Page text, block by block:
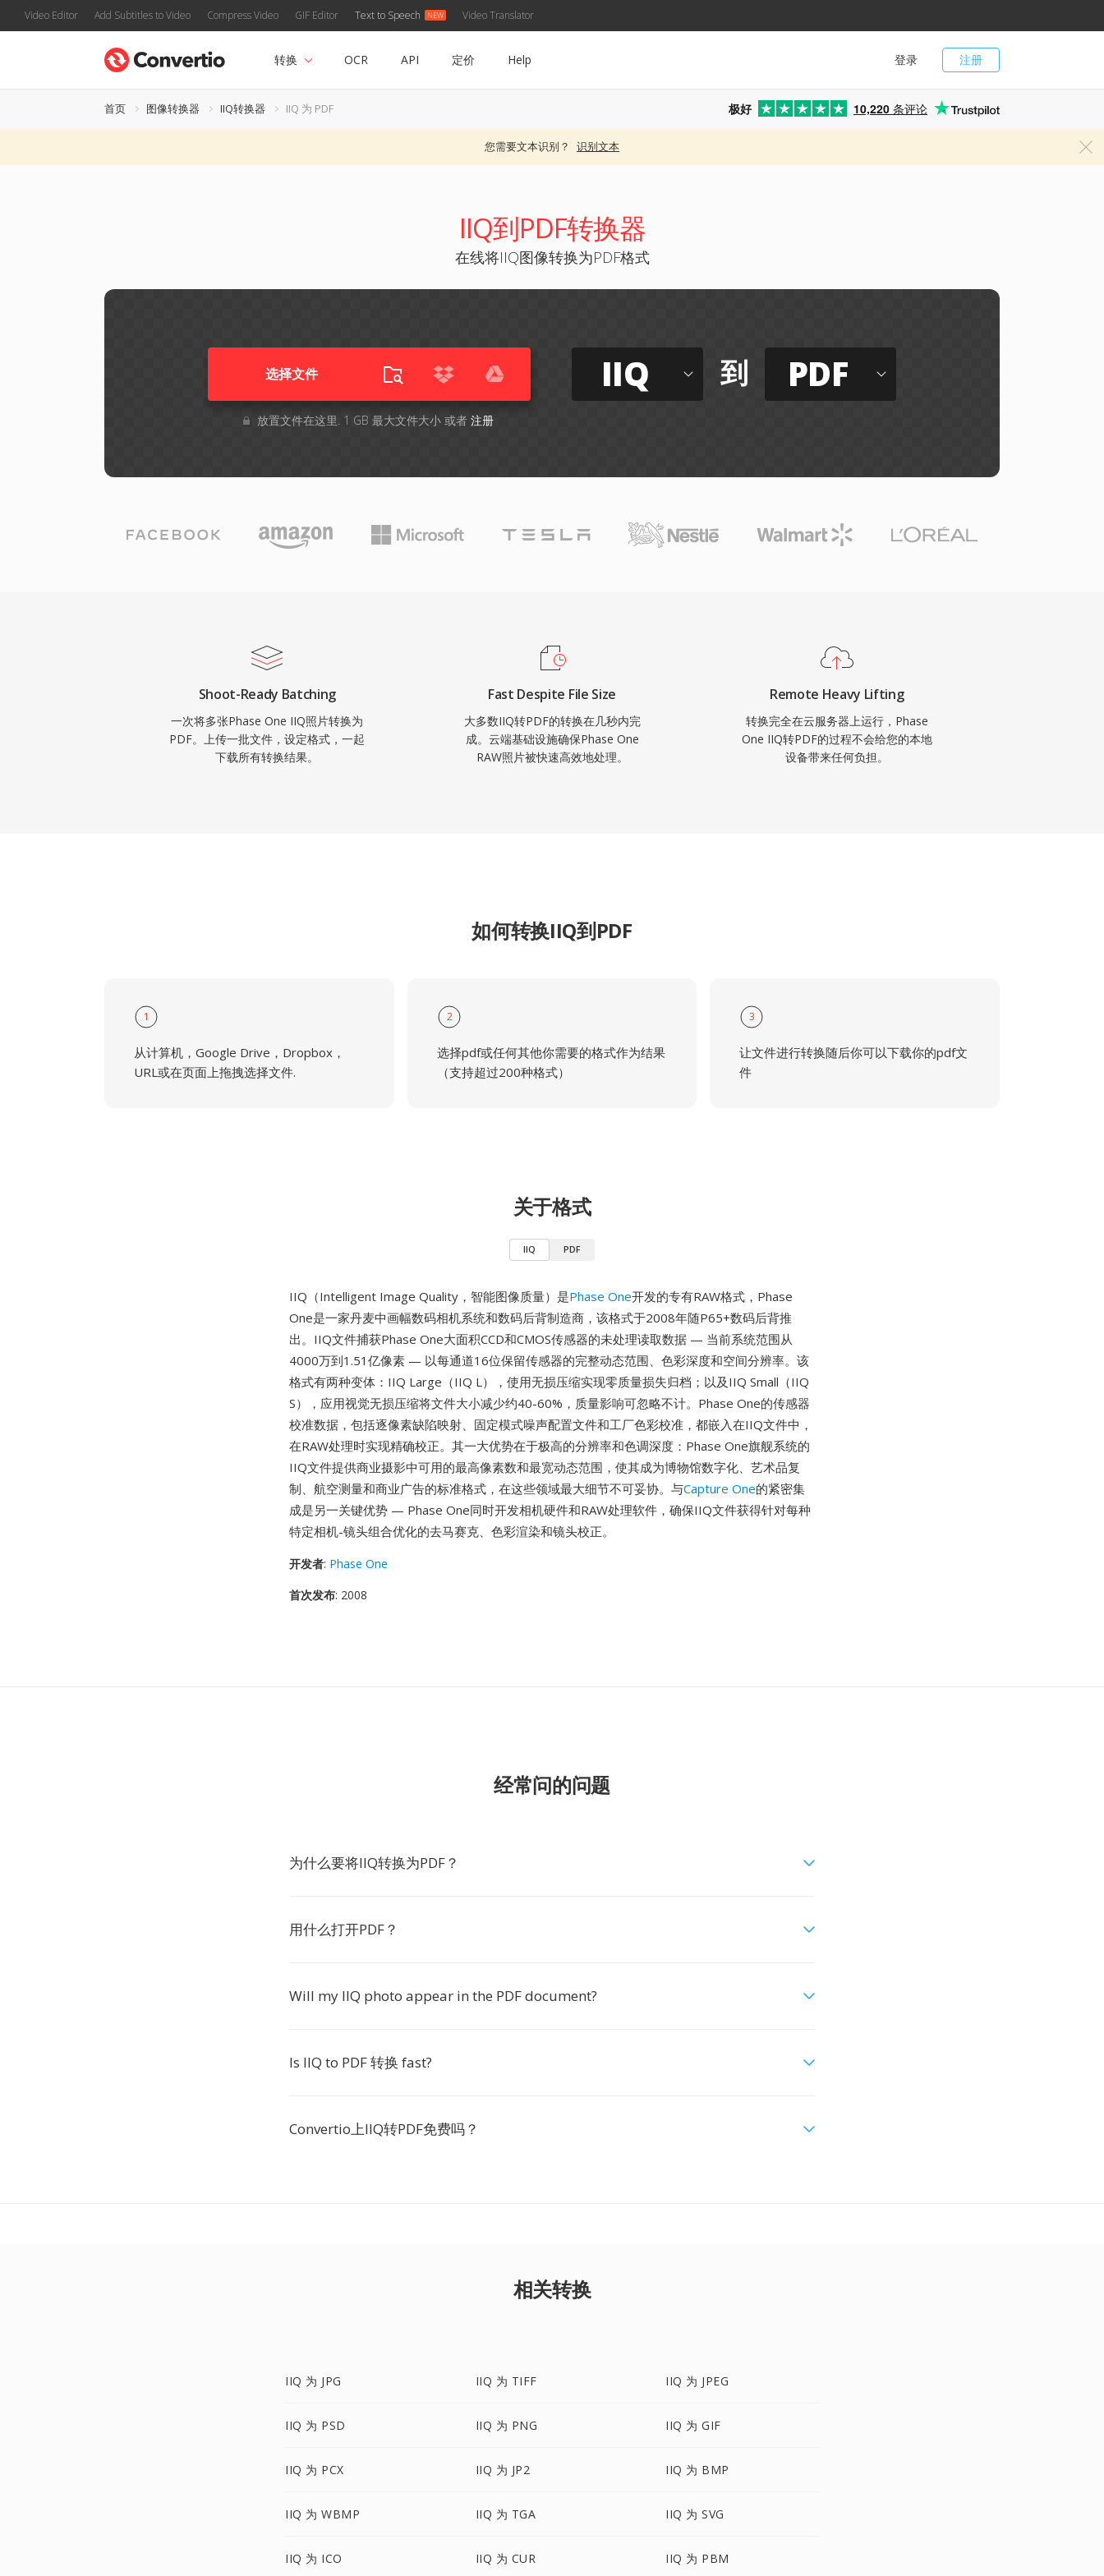
Video Editor Add Subtitles to Video Compress Video GIF Editor Text to Speech Video Translator
注册
登录
转换 OCR API 定价 Help
首页 图像转换器 IIQ转换器 IIQ 为 PDF 极好 10,220 条评论
您需要文本识别？ 识别文本
IIQ到PDF转换器
在线将IIQ图像转换为PDF格式
选择文件
放置文件在这里. 1 GB 最大文件大小 或者 注册
IIQ 到 PDF
Shoot-Ready Batching
一次将多张Phase One IIQ照片转换为
PDF。上传一批文件，设定格式，一起
下载所有转换结果。
Fast Despite File Size
大多数IIQ转PDF的转换在几秒内完
成。云端基础设施确保Phase One
RAW照片被快速高效地处理。
Remote Heavy Lifting
转换完全在云服务器上运行，Phase
One IIQ转PDF的过程不会给您的本地
设备带来任何负担。
如何转换IIQ到PDF
1
从计算机，Google Drive，Dropbox，
URL或在页面上拖拽选择文件.
2
选择pdf或任何其他你需要的格式作为结果
（支持超过200种格式）
3
让文件进行转换随后你可以下载你的pdf文
件
关于格式
IIQ PDF
IIQ（Intelligent Image Quality，智能图像质量）是Phase One开发的专有RAW格式，Phase
One是一家丹麦中画幅数码相机系统和数码后背制造商，该格式于2008年随P65+数码后背推
出。IIQ文件捕获Phase One大面积CCD和CMOS传感器的未处理读取数据 — 当前系统范围从
4000万到1.51亿像素 — 以每通道16位保留传感器的完整动态范围、色彩深度和空间分辨率。该
格式有两种变体：IIQ Large（IIQ L），使用无损压缩实现零质量损失归档；以及IIQ Small（IIQ
S），应用视觉无损压缩将文件大小减少约40-60%，质量影响可忽略不计。Phase One的传感器
校准数据，包括逐像素缺陷映射、固定模式噪声配置文件和工厂色彩校准，都嵌入在IIQ文件中，
在RAW处理时实现精确校正。其一大优势在于极高的分辨率和色调深度：Phase One旗舰系统的
IIQ文件提供商业摄影中可用的最高像素数和最宽动态范围，使其成为博物馆数字化、艺术品复
制、航空测量和商业广告的标准格式，在这些领域最大细节不可妥协。与Capture One的紧密集
成是另一关键优势 — Phase One同时开发相机硬件和RAW处理软件，确保IIQ文件获得针对每种
特定相机-镜头组合优化的去马赛克、色彩渲染和镜头校正。
开发者: Phase One
首次发布: 2008
经常问的问题
为什么要将IIQ转换为PDF？
用什么打开PDF？
Will my IIQ photo appear in the PDF document?
Is IIQ to PDF 转换 fast?
Convertio上IIQ转PDF免费吗？
相关转换
IIQ 为 JPG IIQ 为 TIFF IIQ 为 JPEG
IIQ 为 PSD IIQ 为 PNG IIQ 为 GIF
IIQ 为 PCX IIQ 为 JP2 IIQ 为 BMP
IIQ 为 WBMP IIQ 为 TGA IIQ 为 SVG
IIQ 为 ICO IIQ 为 CUR IIQ 为 PBM